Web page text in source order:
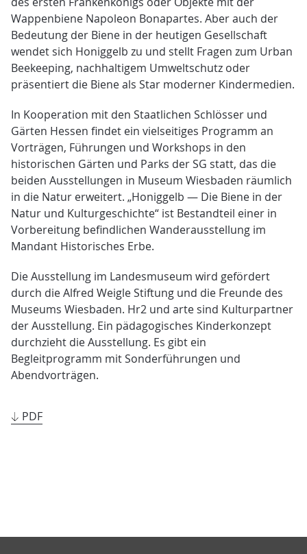
Wappenbiene Napoleon Bonapartes. Aber auch der
Bedeutung der Biene in der heutigen Gesellschaft
wendet sich Honiggelb zu und stellt Fragen zum Urban
Beekeeping, nachhaltigem Umweltschutz oder
präsentiert die Biene als Star moderner Kindermedien.
In Kooperation mit den Staatlichen Schlösser und
Gärten Hessen findet ein vielseitiges Programm an
Vorträgen, Führungen und Workshops in den
historischen Gärten und Parks der SG statt, das die
beiden Ausstellungen in Museum Wiesbaden räumlich
in die Natur erweitert. „Honiggelb — Die Biene in der
Natur und Kulturgeschichte“ ist Bestandteil einer in
Vorbereitung befindlichen Wanderausstellung im
Mandant Historisches Erbe.
Die Ausstellung im Landesmuseum wird gefördert
durch die Alfred Weigle Stiftung und die Freunde des
Museums Wiesbaden. Hr2 und arte sind Kulturpartner
der Ausstellung. Ein pädagogisches Kinderkonzept
durchzieht die Ausstellung. Es gibt ein
Begleitprogramm mit Sonderführungen und
Abendvorträgen.
PDF